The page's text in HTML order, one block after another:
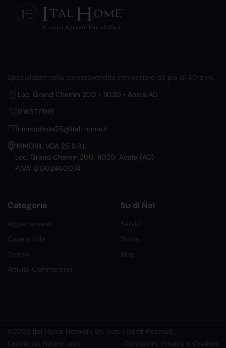
Specializzati nella compravendita immobiliare da più di 40 anni.
Loc. Grand Chemin 200 • 11020 • Aosta AO
0165771919
immobilvda25@ital-home.it
IMMOBIL VDA 25 S.R.L
Loc. Grand Chemin 200, 11020, Aosta (AO)
P.IVA: 01302460074
Categorie
Appartamenti
Case e Ville
Terreni
Attività Commerciali
Su di Noi
Servizi
Storia
Blog
©2026 Ital Home Network Srl. Tutti i Diritti Riservati.
Creato da Future Labs
Condizioni, Privacy e Cookies